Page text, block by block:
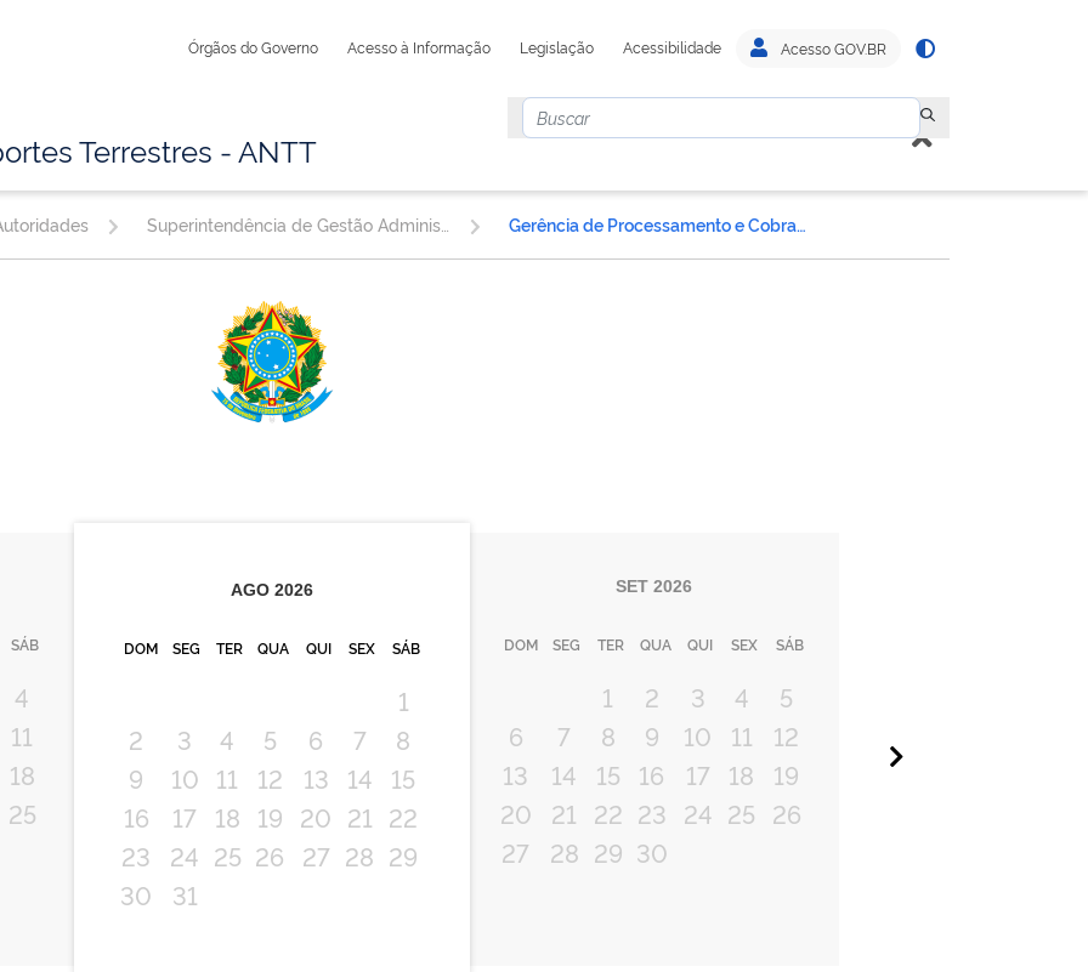
Órgãos do Governo Acesso à Informação Legislação Acessibilidade Acesso GOV.BR
Terrestres - ANTT
Superintendência de Gestão Administrativa Gerência de Processamento e Cobrança de Auto de Infração - GEAUT
SÁB
4
11
18
25
AGO 2026
DOM SEG TER QUA QUI SEX SÁB
1
2
3 4 5 6 7
8
9
10 11 12 13 14
15
16
17 18 19 20 21 22
23
24 25 26 27 28 29
30
31
SET 2026
DOM SEG TER QUA QUI SEX SÁB
1 2 3 4
5
6
7 8 9 10 11
12
13
14 15 16 17 18
19
20
21 22 23 24 25 26
27
28 29 30